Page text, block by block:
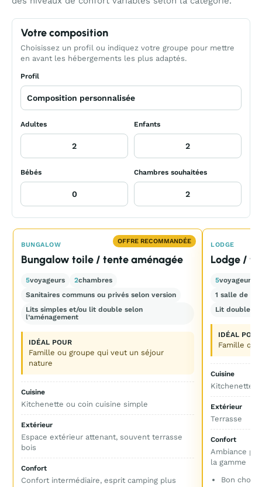
Votre composition
Choisissez un profil ou indiquez votre groupe pour mettre
en avant les hébergements les plus adaptés.
Profil
Adultes Enfants
Bébés Chambres souhaitées
OFFRE RECOMMANDÉE
BUNGALOW
Bungalow toile / tente aménagée
5voyageurs 2chambres
Sanitaires communs ou privés selon version
Lits simples et/ou lit double selon
l’aménagement
IDÉAL POUR
Famille ou groupe qui veut un séjour
nature
Cuisine
Kitchenette ou coin cuisine simple
Extérieur
Espace extérieur attenant, souvent terrasse
bois
Confort
Confort intermédiaire, esprit camping plus
LODGE
Lodge /
5voyageurs
1 salle de
Lit double +
IDÉAL POUR
Famille qui
Cuisine
Kitchenette
Extérieur
Terrasse
Confort
Ambiance
la gamme
Bon choix